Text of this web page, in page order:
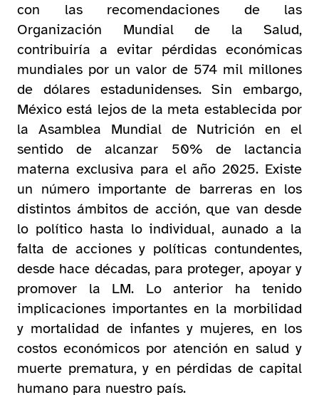
con las recomendaciones de las
Organización Mundial de la Salud,
contribuiría a evitar pérdidas económicas
mundiales por un valor de 574 mil millones
de dólares estadunidenses. Sin embargo,
México está lejos de la meta establecida por
la Asamblea Mundial de Nutrición en el
sentido de alcanzar 50% de lactancia
materna exclusiva para el año 2025. Existe
un número importante de barreras en los
distintos ámbitos de acción, que van desde
lo político hasta lo individual, aunado a la
falta de acciones y políticas contundentes,
desde hace décadas, para proteger, apoyar y
promover la LM. Lo anterior ha tenido
implicaciones importantes en la morbilidad
y mortalidad de infantes y mujeres, en los
costos económicos por atención en salud y
muerte prematura, y en pérdidas de capital
humano para nuestro país.